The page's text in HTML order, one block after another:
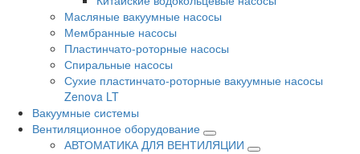
Масляные вакуумные насосы
Мембранные насосы
Пластинчато-роторные насосы
Спиральные насосы
Сухие пластинчато-роторные вакуумные насосы
Zenova LT
Вакуумные системы
Вентиляционное оборудование
АВТОМАТИКА ДЛЯ ВЕНТИЛЯЦИИ